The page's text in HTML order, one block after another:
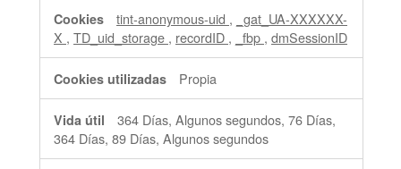
tint-anonymous-uid ,
_gat_UA-XXXXXX-
X , TD_uid_storage , recordID , _fbp , dmSessionID
Propia
364 Días, Algunos segundos, 76 Días,
364 Días, 89 Días, Algunos segundos